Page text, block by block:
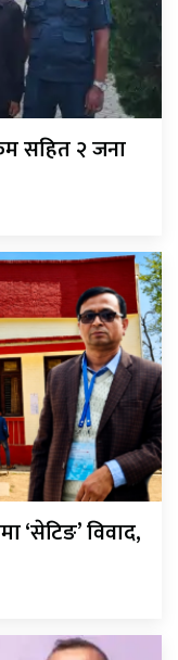
सहित २ जना
‘सेटिङ’ विवाद,